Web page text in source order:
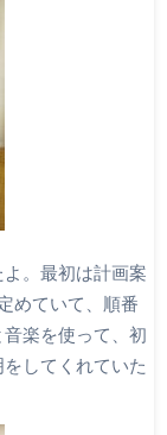
。最初は計画案
めていて、順番
楽を使って、初
してくれていた